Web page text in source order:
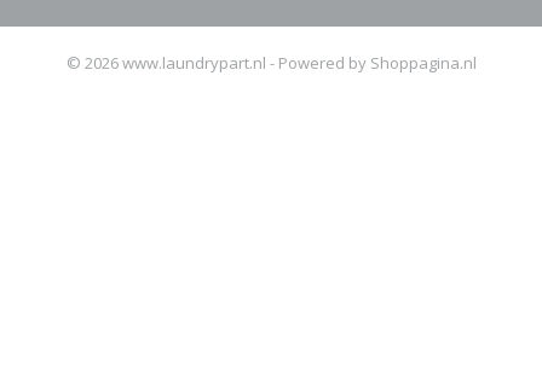
© 2026 www.laundrypart.nl - Powered by Shoppagina.nl